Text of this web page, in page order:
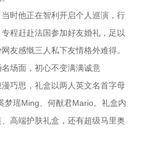
时他正在智利开启个人巡演，行
程赶赴法国参加好友婚礼，足以
友感慨三人私下友情格外难得。
场面，初心不变满满诚意
巧思，礼盒以两人英文名首字母
梦瑶Ming、何猷君Mario。礼盒内
高端护肤礼盒，还有超级马里奥